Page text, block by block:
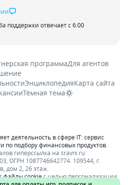
поддержки отвечает с 6:00
программаДля агентов
ЭнциклопедияКарта сайта
Тёмная тема
деятельность в сфере IT: сервис
по подбору финансовых продуктов.
гиперссылка на sravni.ru
ОГРН 1087746642774. 109544, г.
дом 2, 26 этаж.
файлы cookieс целью персонализации